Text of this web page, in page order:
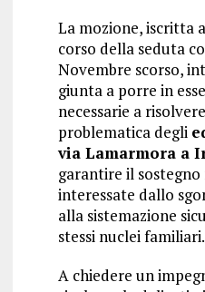
La mozione, iscritta
corso della seduta
Novembre scorso,
giunta a porre in
necessarie a
problematica degli
via Lamarmora a
garantire il
interessate dallo
alla sistemazione
stessi nuclei familiari.
A chiedere un